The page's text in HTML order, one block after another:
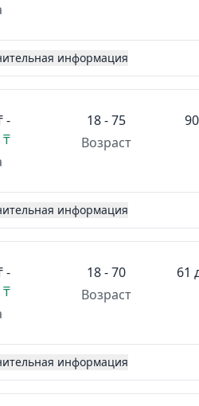
информация
-
₸
18 - 75
Возраст
информация
-
₸
18 - 70
Возраст
61
информация